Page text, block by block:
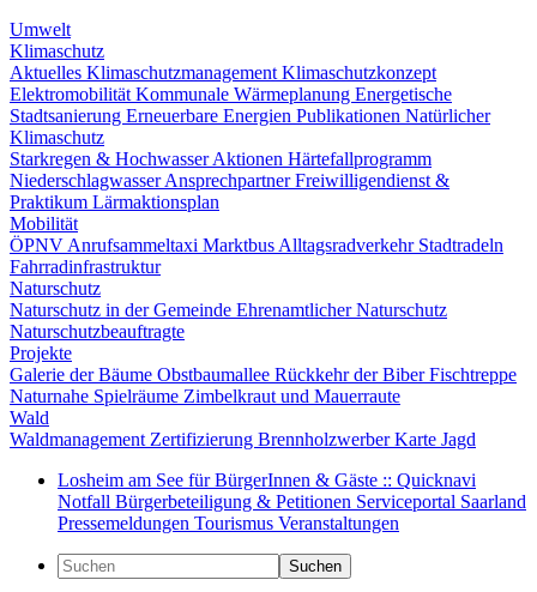
Umwelt
Klimaschutz
Aktuelles Klimaschutzmanagement Klimaschutzkonzept
Elektromobilität Kommunale Wärmeplanung Energetische
Stadtsanierung Erneuerbare Energien Publikationen Natürlicher
Klimaschutz
Starkregen & HochwasserAktionen Härtefallprogramm
NiederschlagwasserAnsprechpartnerFreiwilligendienst &
Praktikum Lärmaktionsplan
Mobilität
ÖPNV Anrufsammeltaxi Marktbus Alltagsradverkehr Stadtradeln
Fahrradinfrastruktur
Naturschutz
Naturschutz in der Gemeinde Ehrenamtlicher Naturschutz
Naturschutzbeauftragte
Projekte
Galerie der Bäume Obstbaumallee Rückkehr der BiberFischtreppe
Naturnahe Spielräume Zimbelkraut und Mauerraute
Wald
Waldmanagement Zertifizierung BrennholzwerberKarte Jagd
Losheim am See für BürgerInnen & Gäste :: Quicknavi
Notfall Bürgerbeteiligung & Petitionen Serviceportal Saarland
Pressemeldungen Tourismus Veranstaltungen
Suchen